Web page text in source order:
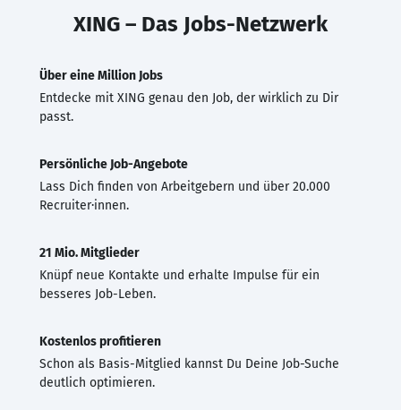
XING – Das Jobs-Netzwerk
Über eine Million Jobs
Entdecke mit XING genau den Job, der wirklich zu Dir
passt.
Persönliche Job-Angebote
Lass Dich finden von Arbeitgebern und über 20.000
Recruiter·innen.
21 Mio. Mitglieder
Knüpf neue Kontakte und erhalte Impulse für ein
besseres Job-Leben.
Kostenlos profitieren
Schon als Basis-Mitglied kannst Du Deine Job-Suche
deutlich optimieren.